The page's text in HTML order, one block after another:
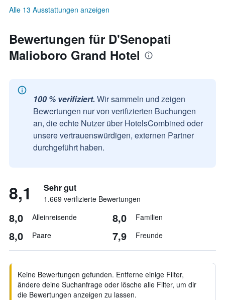
Alle 13 Ausstattungen anzeigen
Bewertungen für D'Senopati
Malioboro Grand Hotel
100 % verifiziert. Wir sammeln und zeigen
Bewertungen nur von verifizierten Buchungen
an, die echte Nutzer über HotelsCombined oder
unsere vertrauenswürdigen, externen Partner
durchgeführt haben.
8,1 Sehr gut
1.669 verifizierte Bewertungen
8,0 Alleinreisende 8,0 Familien
8,0 Paare 7,9 Freunde
Keine Bewertungen gefunden. Entferne einige Filter,
ändere deine Suchanfrage oder lösche alle Filter, um dir
die Bewertungen anzeigen zu lassen.